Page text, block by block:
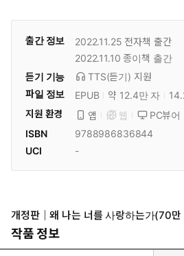
출간 정보 2022.11.25 전자책 출간
2022.11.10 종이책 출간
듣기 기능
TTS(듣기) 지원
파일 정보
EPUB 약 12.4만 자
지원 환경
앱 웹 PC뷰어
ISBN
9788986836844
UCI
-
개정판｜왜 나는 너를 사랑하는가(70
작품 정보